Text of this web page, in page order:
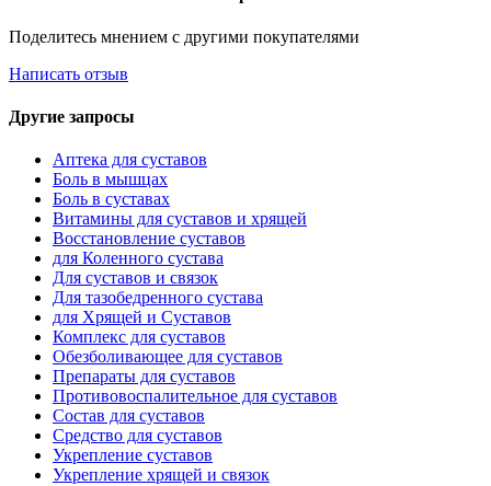
Поделитесь мнением с другими покупателями
Написать отзыв
Другие запросы
Аптека для суставов
Боль в мышцах
Боль в суставах
Витамины для суставов и хрящей
Восстановление суставов
для Коленного сустава
Для суставов и связок
Для тазобедренного сустава
для Хрящей и Суставов
Комплекс для суставов
Обезболивающее для суставов
Препараты для суставов
Противовоспалительное для суставов
Состав для суставов
Средство для суставов
Укрепление суставов
Укрепление хрящей и связок